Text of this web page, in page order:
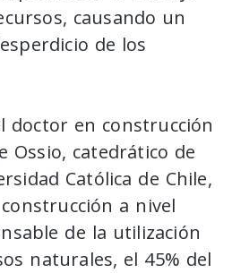
causando un
de los
doctor en construcción
Ossio, catedrático de
Católica de Chile,
a nivel
de la utilización
naturales, el 45% del